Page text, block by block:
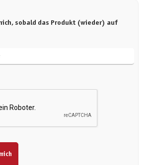
sobald das Produkt (wieder) auf